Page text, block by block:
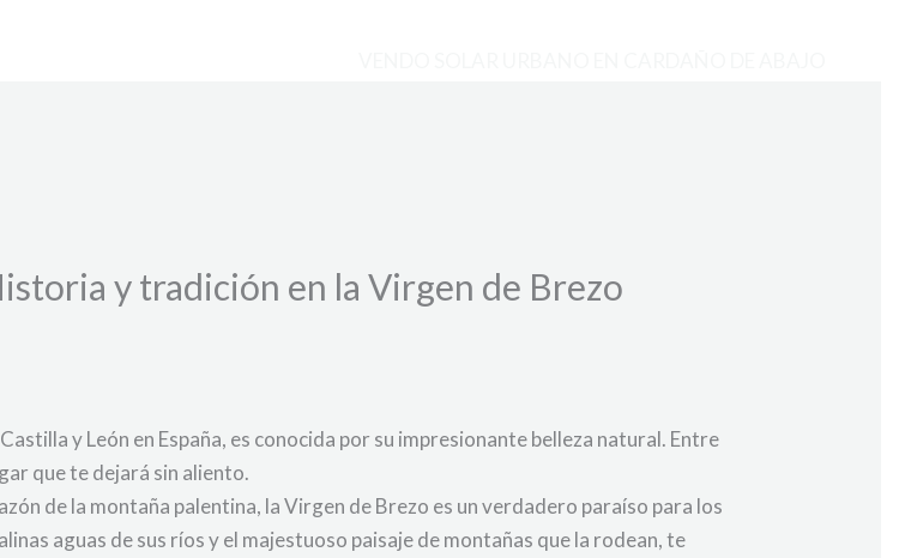
y tradición en la Virgen de Brezo
y León en España, es conocida por su impresionante belleza natural. Entre
que te dejará sin aliento.
de la montaña palentina, la Virgen de Brezo es un verdadero paraíso para los
aguas de sus ríos y el majestuoso paisaje de montañas que la rodean, te